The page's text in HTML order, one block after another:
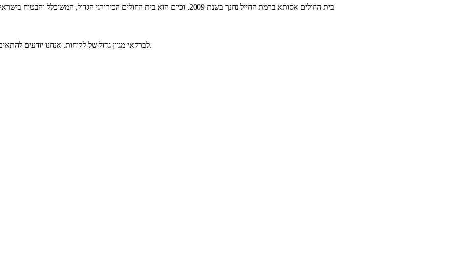
בית החולים אסותא ברמת החייל נחנך בשנת 2009, וכיום הוא בית החולים הכירורגי הגדול, המשוכלל והבטוח בישראל, הן באיכויות הטכנולוגיות המתקדמות בעולם והן באיכויות הרפואיות.
לברקאי מגוון גדול של לקוחות. אנחנו יודעים להתאים פתרונות ולמלא את הצרכים של גופים גדולים, בינוניים ואפילו קטנים.